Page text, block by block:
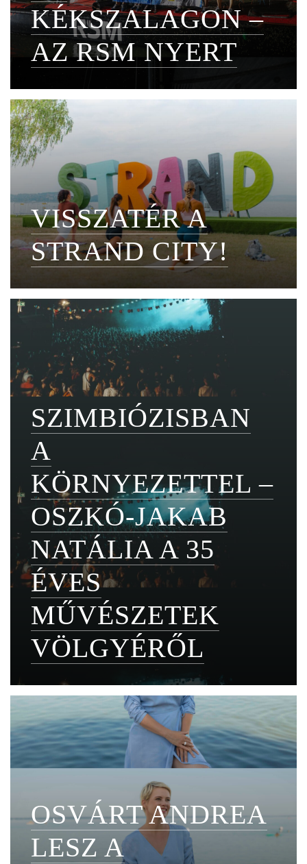
KÉKSZALAGON –
AZ RSM NYERT
VISSZATÉR A
STRAND CITY!
SZIMBIÓZISBAN
A
KÖRNYEZETTEL –
OSZKÓ-JAKAB
NATÁLIA A 35
ÉVES
MŰVÉSZETEK
VÖLGYÉRŐL
OSVÁRT ANDREA
LESZ A